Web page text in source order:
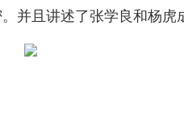
并且讲述了张学良和杨虎